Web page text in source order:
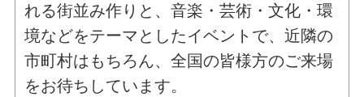
れる街並み作りと、音楽・芸術・文化・環
境などをテーマとしたイベントで、近隣の
市町村はもちろん、全国の皆様方のご来場
をお待ちしています。